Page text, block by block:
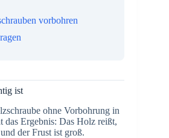
vorbohren
ist
ohne Vorbohrung in
das Ergebnis: Das Holz reißt,
der Frust ist groß.